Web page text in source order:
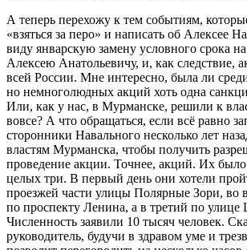
А теперь перехожу к тем событиям,
«взяться за перо» и написать об Алексее
виду январскую замену условного срока
Алексею Анатольевичу, и, как следствие,
всей России. Мне интересно, была ли
но немноголюдных акций хоть одна
Или, как у нас, в Мурманске, решили к
вовсе? А что обращаться, если всё равно
сторонники Навального несколько лет
властям Мурманска, чтобы получить
проведение акции. Точнее, акций. Их
целых три. В первый день они хотели
проезжей части улицы Полярные Зори, во
по проспекту Ленина, а в третий по
Численность заявили 10 тысяч человек.
руководитель, будучи в здравом уме и